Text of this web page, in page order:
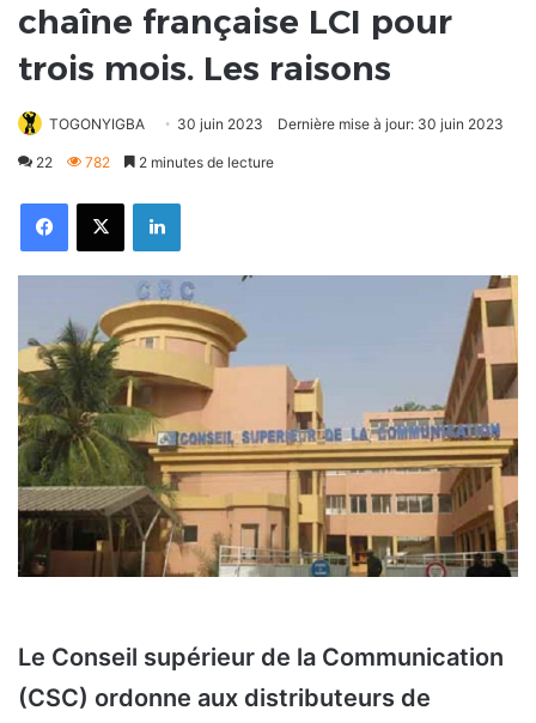
chaîne française LCI pour
trois mois. Les raisons
TOGONYIGBA 30 juin 2023 Dernière mise à jour: 30 juin 2023
22 782 2 minutes de lecture
FacebookX Linkedin
Le Conseil supérieur de la Communication
(CSC) ordonne aux distributeurs de